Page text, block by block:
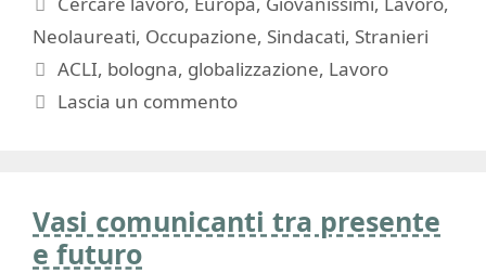
Neolaureati, Occupazione, Sindacati, Stranieri
Tag
ACLI, bologna, globalizzazione, Lavoro
Lascia un commento
Vasi comunicanti tra presente
e futuro